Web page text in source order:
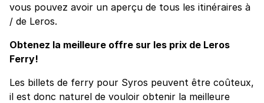
vous pouvez avoir un aperçu de tous les itinéraires à
/ de Leros.
Obtenez la meilleure offre sur les prix de Leros
Ferry!
Les billets de ferry pour Syros peuvent être coûteux,
il est donc naturel de vouloir obtenir la meilleure